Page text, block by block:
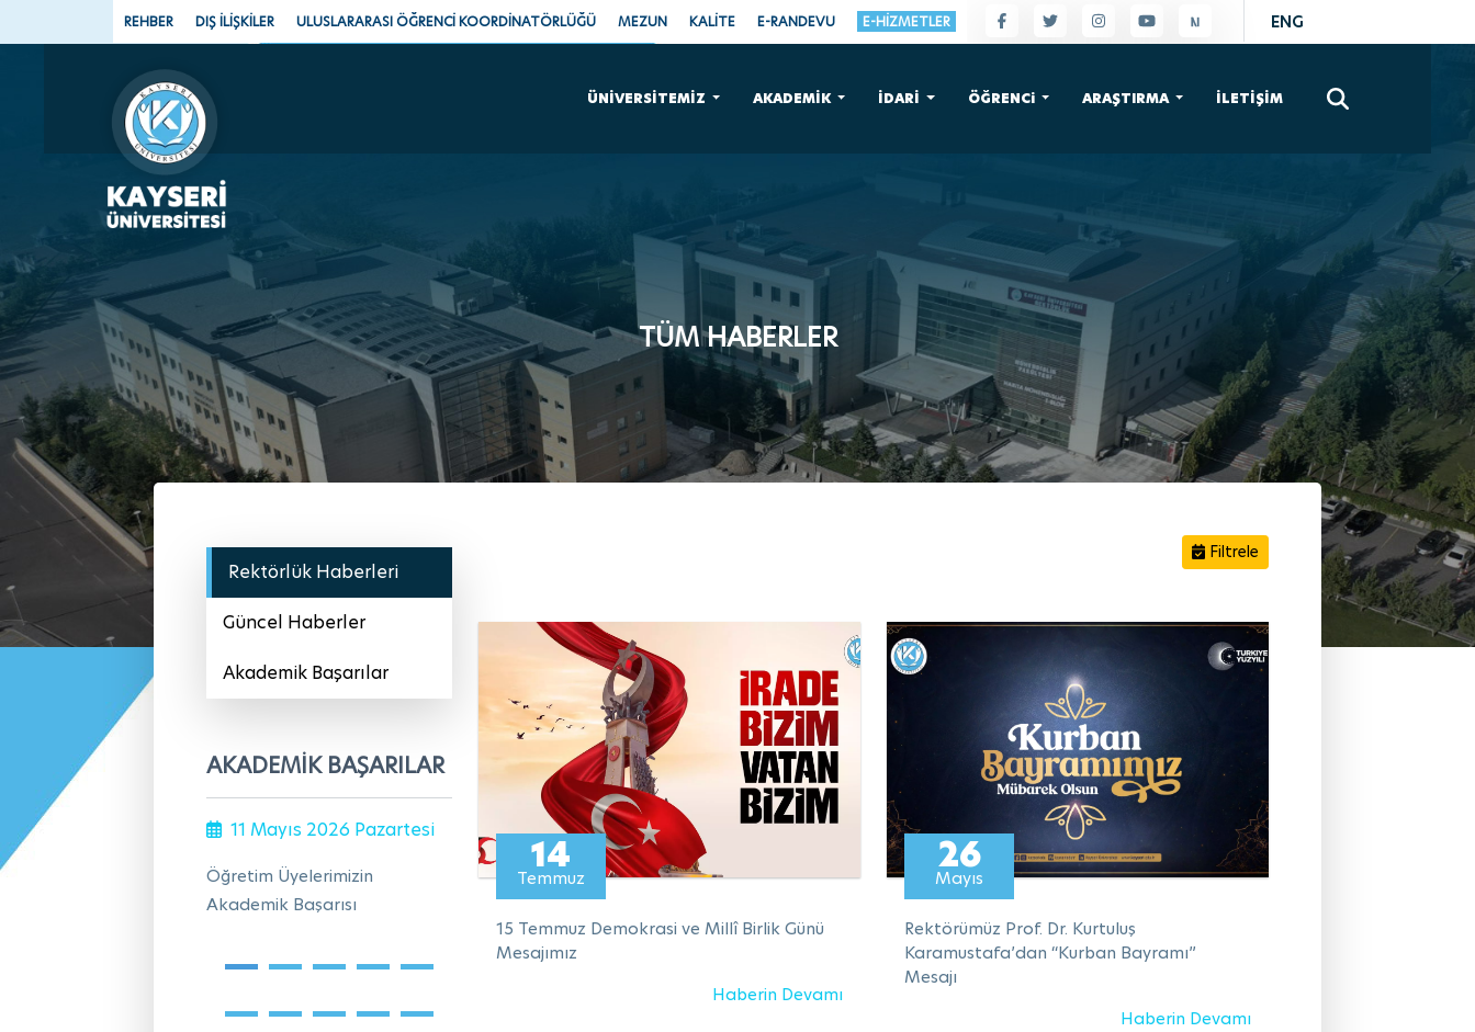
ÜNİVERSİTEMİZ AKADEMİK İDARİ ÖĞRENCi ARAŞTIRMA İLETİŞİM
×
ENG
REHBER DIŞ İLİŞKİLER ULUSLARARASI ÖĞRENCİ KOORDİNATÖRLÜĞÜ MEZUN KALİTE E-RANDEVU E-HİZMETLER
TÜM HABERLER
Rektörlük Haberleri
Güncel Haberler
Akademik Başarılar
AKADEMİK BAŞARILAR
11 Mayıs 2026 Pazartesi
Öğretim Üyelerimizin
Akademik Başarısı
11 Mayıs 2026 Pazartesi
Öğretim Üyelerimizin
Akademik Başarısı
11 Mayıs 2026 Pazartesi
Öğretim Üyelerimizin
06 Mayıs 2026 Çarşamba
Öğretim Elemanlarımıza
TÜBİTAK'tan Proje Desteği
Öğretim Üyemize
Filtrele
14
Temmuz
15 Temmuz Demokrasi ve Millî Birlik Günü
Mesajımız
Haberin Devamı
26
Mayıs
Rektörümüz Prof. Dr. Kurtuluş
Karamustafa’dan “Kurban Bayramı”
Mesajı
Haberin Devamı